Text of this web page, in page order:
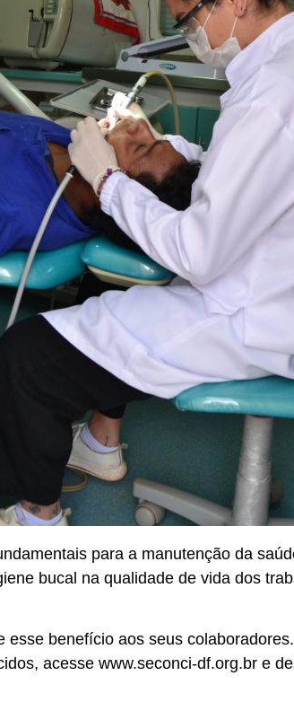
para a manutenção da
bucal na qualidade de vida dos
benefício aos seus
acesse www.seconci-df.org.br e